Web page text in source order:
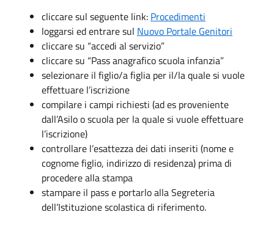
cliccare sul seguente link: Procedimenti
loggarsi ed entrare sul Nuovo Portale Genitori
cliccare su “accedi al servizio”
cliccare su “Pass anagrafico scuola infanzia”
selezionare il figlio/a figlia per il/la quale si vuole
effettuare l’iscrizione
compilare i campi richiesti (ad es proveniente
dall’Asilo o scuola per la quale si vuole effettuare
l’iscrizione)
controllare l’esattezza dei dati inseriti (nome e
cognome figlio, indirizzo di residenza) prima di
procedere alla stampa
stampare il pass e portarlo alla Segreteria
dell’Istituzione scolastica di riferimento.